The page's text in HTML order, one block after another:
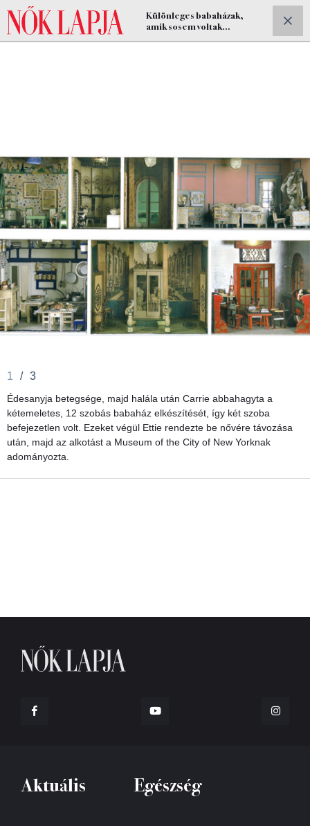
ELŐFIZETEK
Különleges babaházak,
amik sosem voltak
1 / 3
Édesanyja betegsége, majd halála után Carrie abbahagyta a
kétemeletes, 12 szobás babaház elkészítését, így két szoba
befejezetlen volt. Ezeket végül Ettie rendezte be nővére távozása
után, majd az alkotást a Museum of the City of New Yorknak
adományozta.
Aktuális Egészség